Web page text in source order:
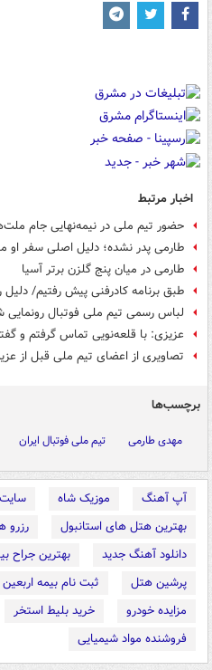
اخبار مرتبط
حضور تیم ملی در نیمه‌نهایی جام
طارمی پدر نشده؛ دلیل اصلی سفر
طارمی در میان پنج گلزن برتر آسیا
طبق برنامه کادرفنی پیش رفتیم/
لباس رسمی تیم ملی فوتبال
عزیزی: با قلعه‌نویی تماس گرفتم و
تصاویری از اعضای تیم ملی قبل از
برچسب‌ها
مهدی طارمی تیم ملی فوتبال ایران
آپ آهنگ موزیک شاه
سایت
بهترین هتل های استانبول
رزرو
دانلود آهنگ جدید
بهترین جراح
پرشین هتل
ثبت نام بیمه اربعین
مزایده خودرو
خرید بلیط استخر
فروشنده مواد شیمیایی